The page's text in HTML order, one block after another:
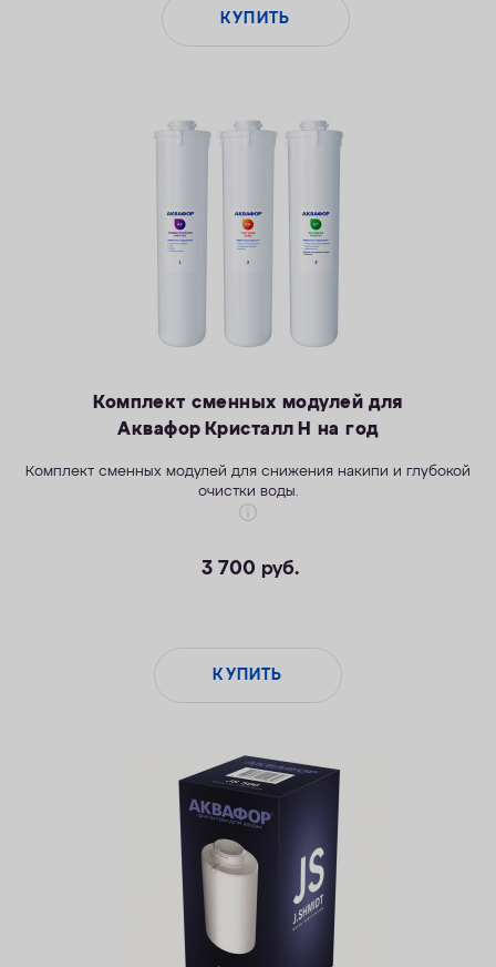
КУПИТЬ
Комплект сменных модулей для
Аквафор Кристалл H на год
Комплект сменных модулей для снижения накипи и глубокой
очистки воды.
3 700 руб.
КУПИТЬ